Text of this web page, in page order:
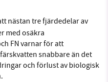
nästan tre fjärdedelar av
med osäkra
FN varnar för att
snabbare än det
och förlust av biologisk
vill göra